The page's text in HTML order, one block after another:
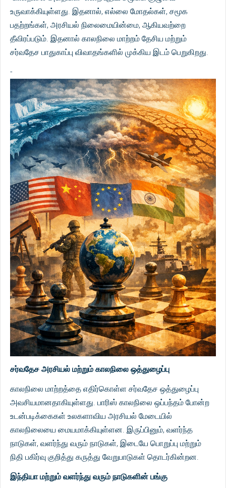
உருவாக்கியுள்ளது. இதனால், எல்லை மோதல்கள், சமூக
பதற்றங்கள், அரசியல் நிலைமையின்மை, ஆகியவற்றை
தீவிரப்படும். இதனால் காலநிலை மாற்றம் தேசிய மற்றும்
சர்வதேச பாதுகாப்பு விவாதங்களில் முக்கிய இடம் பெறுகிறது.
-
சர்வதேச அரசியல் மற்றும் காலநிலை ஒத்துழைப்பு
காலநிலை மாற்றத்தை எதிர்கொள்ள சர்வதேச ஒத்துழைப்பு
அவசியமானதாகியுள்ளது. பாரிஸ் காலநிலை ஒப்பந்தம் போன்ற
உடன்படிக்கைகள் உலகளாவிய அரசியல் மேடையில்
காலநிலையை மையமாக்கியுள்ளன. இருப்பினும், வளர்ந்த
நாடுகள், வளர்ந்து வரும் நாடுகள், இடையே பொறுப்பு மற்றும்
நிதி பகிர்வு குறித்து கருத்து வேறுபாடுகள் தொடர்கின்றன.
இந்தியா மற்றும் வளர்ந்து வரும் நாடுகளின் பங்கு